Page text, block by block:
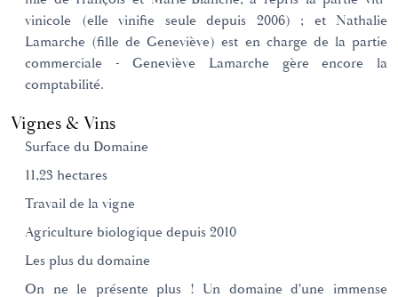
vinicole (elle vinifie seule depuis 2006) ; et Nathalie
Lamarche (fille de Geneviève) est en charge de la partie
commerciale - Geneviève Lamarche gère encore la
comptabilité.
Vignes & Vins
Surface du Domaine
11,23 hectares
Travail de la vigne
Agriculture biologique depuis 2010
Les plus du domaine
On ne le présente plus ! Un domaine d'une immense